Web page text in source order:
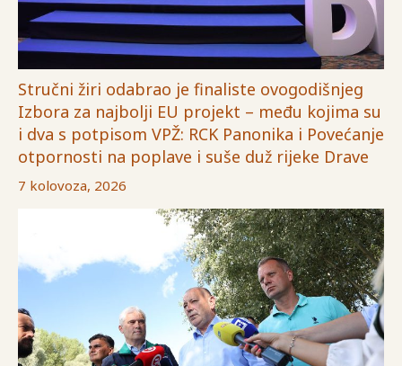
Stručni žiri odabrao je finaliste ovogodišnjeg
Izbora za najbolji EU projekt – među kojima su
i dva s potpisom VPŽ: RCK Panonika i Povećanje
otpornosti na poplave i suše duž rijeke Drave
7 kolovoza, 2026